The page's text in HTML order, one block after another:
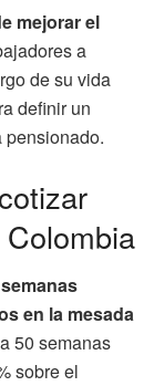
mejorar el
a
de su vida
definir un
pensionado.
en la mesada
50 semanas
sobre el